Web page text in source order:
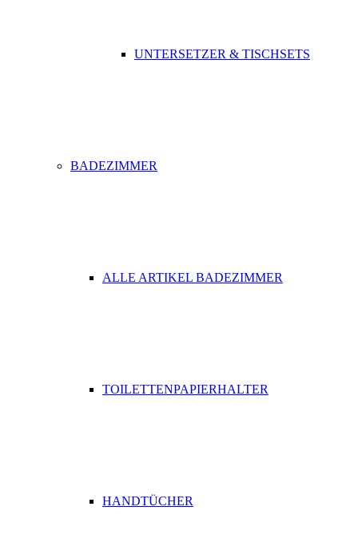
UNTERSETZER & TISCHSETS
BADEZIMMER
ALLE ARTIKEL BADEZIMMER
TOILETTENPAPIERHALTER
HANDTÜCHER